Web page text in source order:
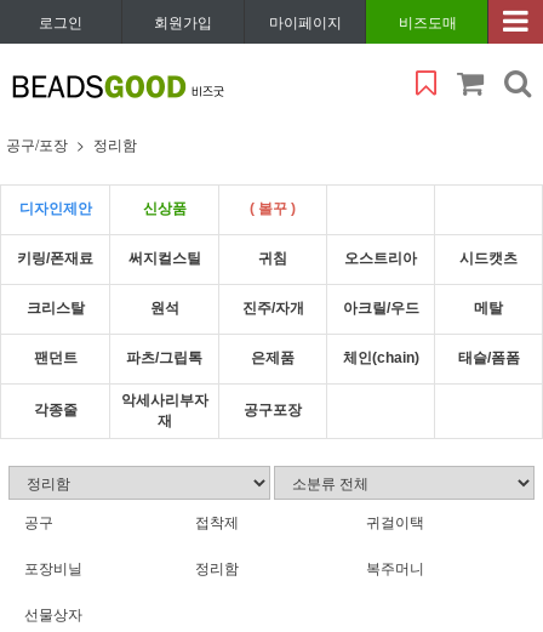
로그인 회원가입 마이페이지 비즈도매
공구/포장 정리함
디자인제안 신상품 ( 볼꾸 )
키링/폰재료 써지컬스틸 귀침 오스트리아 시드캣츠
크리스탈 원석 진주/자개 아크릴/우드 메탈
팬던트 파츠/그립톡 은제품 체인(chain) 태슬/폼폼
각종줄
악세사리부자
재
공구포장
공구 접착제 귀걸이택
포장비닐 정리함 복주머니
선물상자